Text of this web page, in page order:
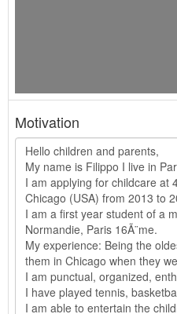
Motivation